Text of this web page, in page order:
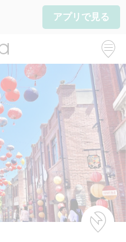
アプリで見る